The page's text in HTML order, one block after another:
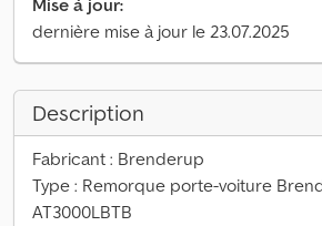
Mise à jour:
dernière mise à jour le 23.07.2025
Description
Fabricant : Brenderup
Type : Remorque porte-voiture
AT3000LBTB